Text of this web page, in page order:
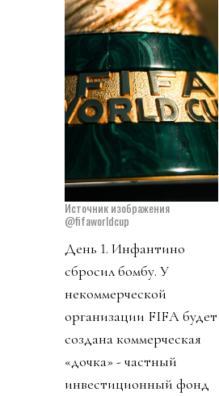
Источник изображения
@fifaworldcup
День 1. Инфантино
сбросил бомбу. У
некоммерческой
организации FIFA будет
создана коммерческая
«дочка» - частный
инвестиционный фонд